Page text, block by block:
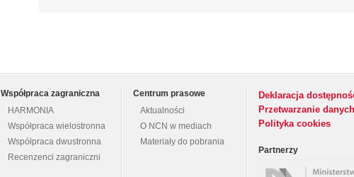
Współpraca zagraniczna
HARMONIA
Współpraca wielostronna
Współpraca dwustronna
Recenzenci zagraniczni
Centrum prasowe
Aktualności
O NCN w mediach
Materiały do pobrania
Deklaracja
Przetwarzanie
Polityka cookies
Partnerzy